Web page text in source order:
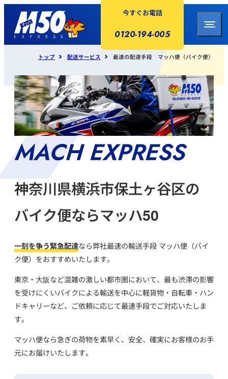
今すぐお電話
0120-194-005
神奈川県横浜市保土ヶ谷区の
バイク便ならマッハ50
一刻を争う緊急配達なら弊社最速の輸送手段 マッハ便（バイ
ク便）をおすすめいたします。
東京・大阪など混雑の激しい都市圏において、 最も渋滞の影響
を受けにくいバイクによる輸送を中心に軽貨物・自転車・ハン
ドキャリーなど、ご依頼に応じて最速手段でご対応いたしま
す。
マッハ便なら急ぎの荷物を素早く、安全、確実にお客様のお手
元にお届けいたします。
トップ 配送サービス 最速の配達手段 マッハ便（バイク便）